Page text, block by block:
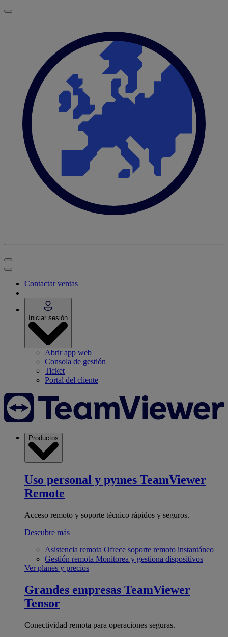
Contactar ventas
Iniciar sesión
Abrir app web
Consola de gestión
Ticket
Portal del cliente
Productos
Uso personal y pymes TeamViewer
Remote
Acceso remoto y soporte técnico rápidos y seguros.
Descubre más
Asistencia remota Ofrece soporte remoto instantáneo
Gestión remota Monitorea y gestiona dispositivos
Ver planes y precios
Grandes empresas TeamViewer
Tensor
Conectividad remota para operaciones seguras.